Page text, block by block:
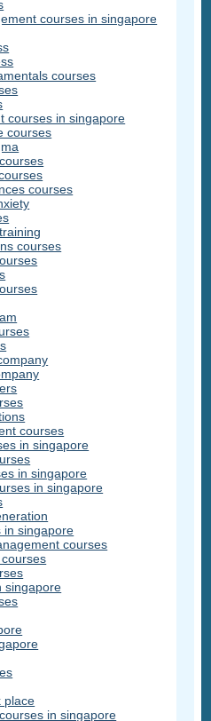
courses in singapore
courses
courses in singapore
courses
courses
courses
courses
in singapore
in singapore
in singapore
in singapore
courses
singapore
place
in singapore